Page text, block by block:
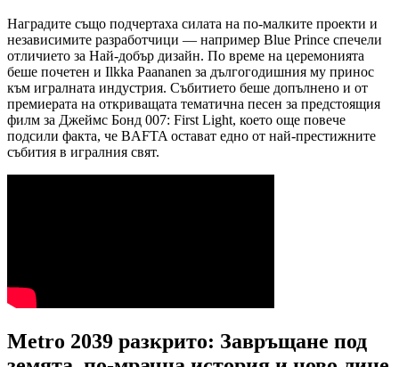
Наградите също подчертаха силата на по-малките проекти и
независимите разработчици — например Blue Prince спечели
отличието за Най-добър дизайн. По време на церемонията
беше почетен и Ilkka Paananen за дългогодишния му принос
към игралната индустрия. Събитието беше допълнено и от
премиерата на откриващата тематична песен за предстоящия
филм за Джеймс Бонд 007: First Light, което още повече
подсили факта, че BAFTA остават едно от най-престижните
събития в игралния свят.
Metro 2039 разкрито: Завръщане под